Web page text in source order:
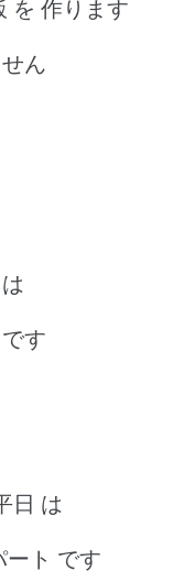
を 作ります
ん
す
日 は
ート です